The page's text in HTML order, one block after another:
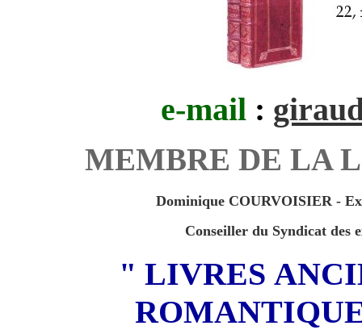
e-mail :
MEMBRE DE LA
Dominique COURVOISIER -
Conseiller du Syndicat des
" LIVRES